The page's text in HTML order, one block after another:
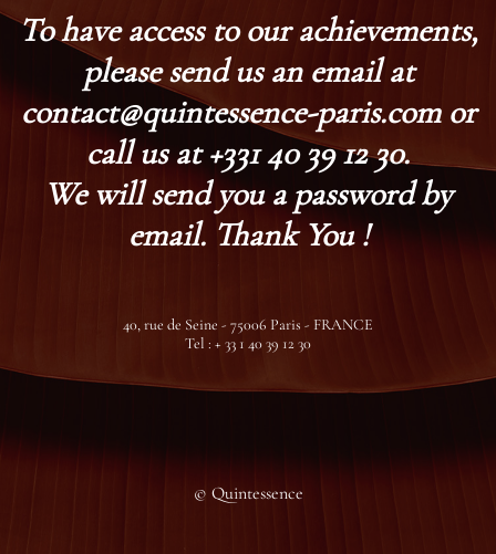
To have access to our achievements,
please send us an email at
contact@quintessence-paris.com or
call us at +331 40 39 12 30.
We will send you a password by
email. Thank You !
40, rue de Seine - 75006 Paris - FRANCE
Tel : + 33 1 40 39 12 30
© Quintessence